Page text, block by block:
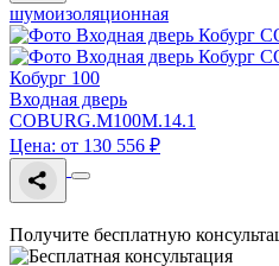
шумоизоляционная
Кобург 100
Входная дверь
COBURG.M100M.14.1
Цена: от 130 556 ₽
Получите бесплатную